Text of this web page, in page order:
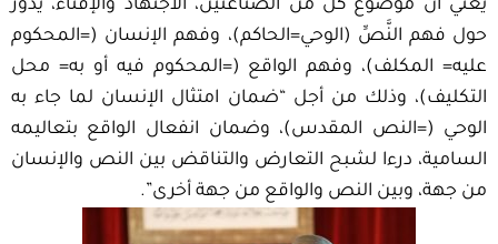
يعني أنَّ موضوع كلِّ من الصناعتين، الاجتهاد والإفتاء، يدور
حول فهم النَّصِّ (الوحي=الحاكم)، وفهم الإنسان (=المحكوم
عليه= المكلف)، وفهم الواقع (=المحكوم فيه أو به= محل
التكليف)، وذلك من أجل “ضمان امتثال الإنسان لما جاء به
الوحي (=النص المقدس)، وضمان انفعال الواقع بتعاليمه
السامية، درءا لشبح التعارض والتناقض بين النص والإنسان
من جهة، وبين النص والواقع من جهة أخرى”.